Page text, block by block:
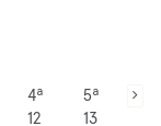
4ª
12
5ª
13